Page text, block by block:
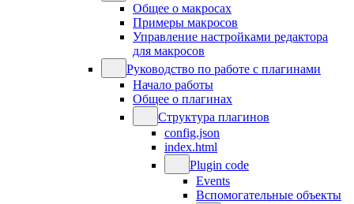
Общее о макросах
Примеры макросов
Управление настройками редактора
для макросов
Руководство по работе с плагинами
Начало работы
Общее о плагинах
Структура плагинов
config.json
index.html
Plugin code
Events
Вспомогательные объекты